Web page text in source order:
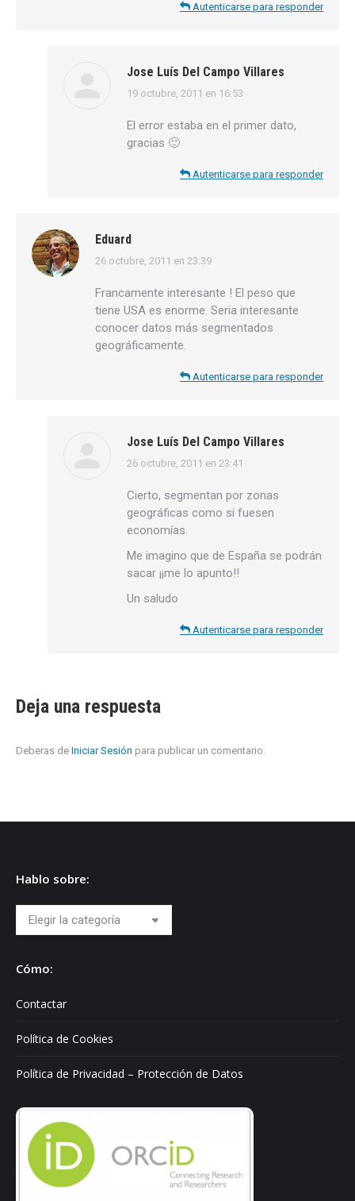
Autenticarse para responder
Jose Luís Del Campo Villares
dice:
19 octubre, 2011 en 16:53
El error estaba en el primer dato,
gracias 🙂
Autenticarse para responder
Eduard
dice:
26 octubre, 2011 en 23:39
Francamente interesante ! El peso que
tiene USA es enorme. Seria interesante
conocer datos más segmentados
geográficamente.
Autenticarse para responder
Jose Luís Del Campo Villares
dice:
26 octubre, 2011 en 23:41
Cierto, segmentan por zonas
geográficas como si fuesen
economías.
Me imagino que de España se podrán
sacar ¡¡me lo apunto!!
Un saludo
Autenticarse para responder
Deja una respuesta
Deberas de Iniciar Sesión para publicar un comentario.
Hablo sobre:
Hablo
sobre:
Cómo:
Contactar
Política de Cookies
Política de Privacidad – Protección de Datos